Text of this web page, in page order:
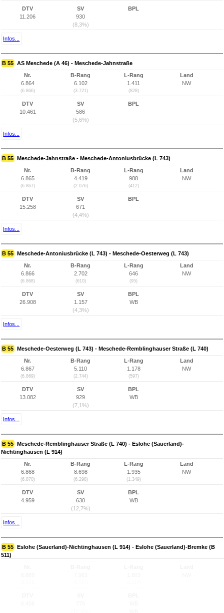
DTV
11.206
SV
930
(8,3%)
BPL
Infos...
B 55 AS Meschede (A 46) - Meschede-Jahnstraße
Nr.
6.864
(6.866)
B-Rang
6.102
(3.721)
L-Rang
1.411
(828)
Land
NW
DTV
10.461
SV
586
(5,6%)
BPL
Infos...
B 55 Meschede-Jahnstraße - Meschede-Antoniusbrücke (L 743)
Nr.
6.865
(6.867)
B-Rang
4.419
(2.076)
L-Rang
988
(412)
Land
NW
DTV
15.258
SV
671
(4,4%)
BPL
Infos...
B 55 Meschede-Antoniusbrücke (L 743) - Meschede-Oesterweg (L 743)
Nr.
6.866
(6.868)
B-Rang
2.702
(610)
L-Rang
646
(95)
Land
NW
DTV
26.908
SV
1.157
(4,3%)
BPL
WB
Infos...
B 55 Meschede-Oesterweg (L 743) - Meschede-Remblinghauser Straße (L 740)
Nr.
6.867
(6.869)
B-Rang
5.110
(2.744)
L-Rang
1.178
(597)
Land
NW
DTV
13.082
SV
929
(7,1%)
BPL
WB
Infos...
B 55 Meschede-Remblinghauser Straße (L 740) - Eslohe (Sauerland)-
Nichtinghausen (L 914)
Nr.
6.868
(6.870)
B-Rang
8.698
(6.298)
L-Rang
1.935
(1.349)
Land
NW
DTV
4.959
SV
630
(12,7%)
BPL
WB
Infos...
B 55 Eslohe (Sauerland)-Nichtinghausen (L 914) - Eslohe (Sauerland)-Bremke (B
511)